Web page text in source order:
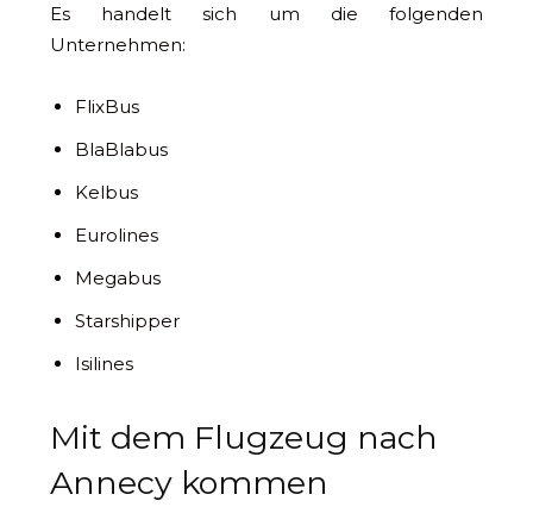
Es handelt sich um die folgenden
Unternehmen:
FlixBus
BlaBlabus
Kelbus
Eurolines
Megabus
Starshipper
Isilines
Mit dem Flugzeug nach
Annecy kommen